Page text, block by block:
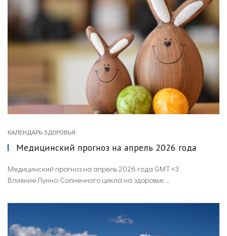
КАЛЕНДАРЬ ЗДОРОВЬЯ
Медицинский прогноз на апрель 2026 года
Медицинский прогноз на апрель 2026 года GMT +3
Влияние Лунно-Солнечного цикла на здоровье ...